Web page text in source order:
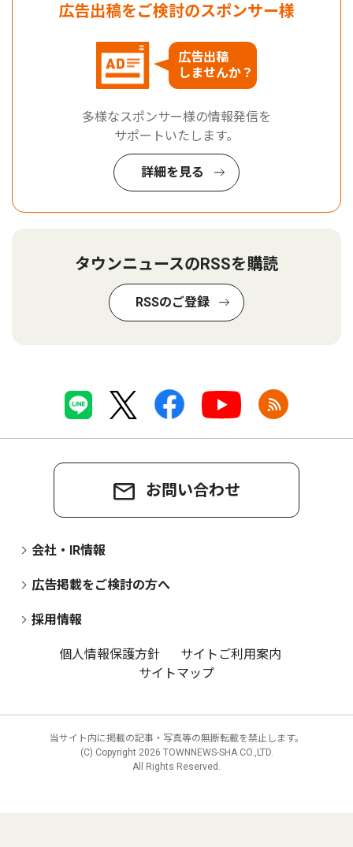
広告出稿をご検討のスポンサー様
広告出稿
しませんか？
多様なスポンサー様の情報発信を
サポートいたします。
詳細を見る
タウンニュースのRSSを購読
RSSのご登録
お問い合わせ
会社・IR情報
広告掲載をご検討の方へ
採用情報
個人情報保護方針
サイトご利用案内
サイトマップ
当サイト内に掲載の記事・写真等の無断転載を禁止します。
(C) Copyright 2026 TOWNNEWS-SHA CO.,LTD.
All Rights Reserved.